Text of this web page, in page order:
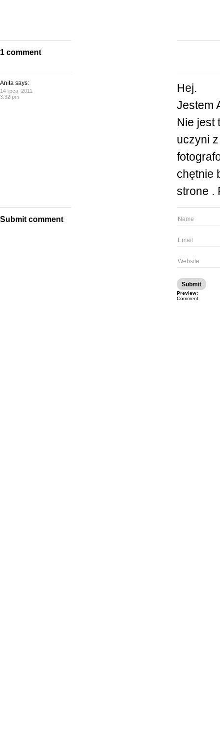
1 comment
Anita says:
14 lipca, 2011
3:32 pm
Hej.
Jestem
Nie jest
uczyni
chętnie
strone .
Submit comment
Preview:
Comment